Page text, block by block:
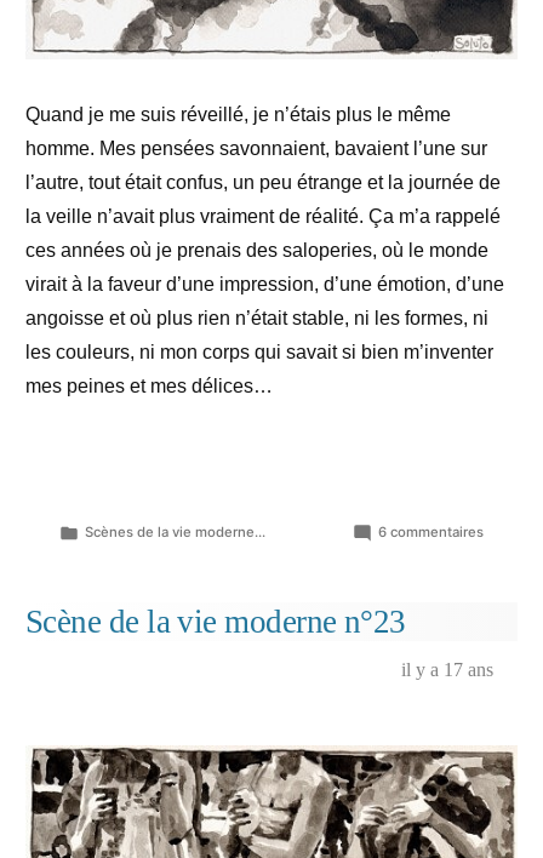
Quand je me suis réveillé, je n’étais plus le même
homme. Mes pensées savonnaient, bavaient l’une sur
l’autre, tout était confus, un peu étrange et la journée de
la veille n’avait plus vraiment de réalité. Ça m’a rappelé
ces années où je prenais des saloperies, où le monde
virait à la faveur d’une impression, d’une émotion, d’une
angoisse et où plus rien n’était stable, ni les formes, ni
les couleurs, ni mon corps qui savait si bien m’inventer
mes peines et mes délices…
Publié
Scènes de la vie moderne... 6 commentairessur
n°24
Scène de la vie moderne n°23
il y a 17 ans